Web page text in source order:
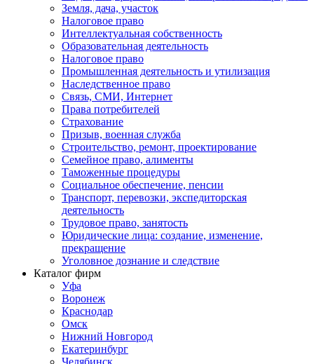
Земля, дача, участок
Налоговое право
Интеллектуальная собственность
Образовательная деятельность
Налоговое право
Промышленная деятельность и утилизация
Наследственное право
Связь, СМИ, Интернет
Права потребителей
Страхование
Призыв, военная служба
Строительство, ремонт, проектирование
Семейное право, алименты
Таможенные процедуры
Социальное обеспечение, пенсии
Транспорт, перевозки, экспедиторская
деятельность
Трудовое право, занятость
Юридические лица: создание, изменение,
прекращение
Уголовное дознание и следствие
Каталог фирм
Уфа
Воронеж
Краснодар
Омск
Нижний Новгород
Екатеринбург
Челябинск